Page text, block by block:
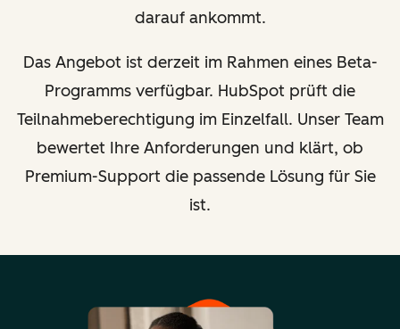
darauf ankommt.
Das Angebot ist derzeit im Rahmen eines Beta-
Programms verfügbar. HubSpot prüft die
Teilnahmeberechtigung im Einzelfall. Unser Team
bewertet Ihre Anforderungen und klärt, ob
Premium-Support die passende Lösung für Sie
ist.